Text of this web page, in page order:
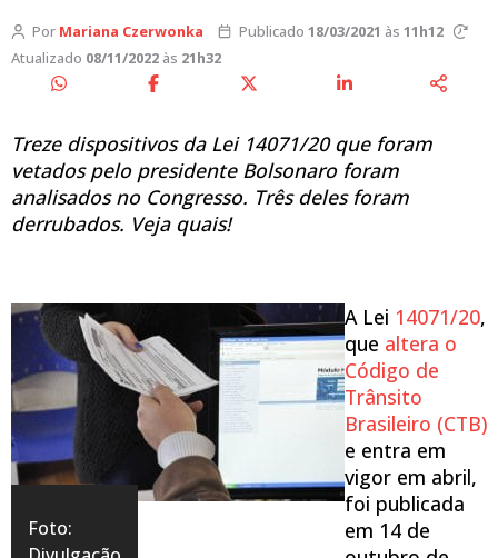
Por Mariana Czerwonka Publicado 18/03/2021 às 11h12
Atualizado 08/11/2022 às 21h32
Treze dispositivos da Lei 14071/20 que foram
vetados pelo presidente Bolsonaro foram
analisados no Congresso. Três deles foram
derrubados. Veja quais!
Foto:
A Lei 14071/20,
que altera o
Código de
Trânsito
Brasileiro (CTB)
e entra em
vigor em abril,
foi publicada
em 14 de